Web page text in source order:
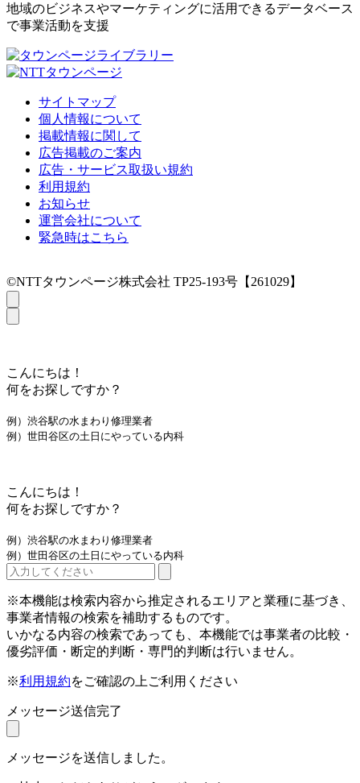
地域のビジネスやマーケティングに活用できるデータベース
で事業活動を支援
サイトマップ
個人情報について
掲載情報に関して
広告掲載のご案内
広告・サービス取扱い規約
利用規約
お知らせ
運営会社について
緊急時はこちら
©NTTタウンページ株式会社 TP25-193号【261029】
こんにちは！
何をお探しですか？
例）渋谷駅の水まわり修理業者
例）世田谷区の土日にやっている内科
こんにちは！
何をお探しですか？
例）渋谷駅の水まわり修理業者
例）世田谷区の土日にやっている内科
※本機能は検索内容から推定されるエリアと業種に基づき、
事業者情報の検索を補助するものです。
いかなる内容の検索であっても、本機能では事業者の比較・
優劣評価・断定的判断・専門的判断は行いません。
※利用規約をご確認の上ご利用ください
メッセージ送信完了
メッセージを送信しました。